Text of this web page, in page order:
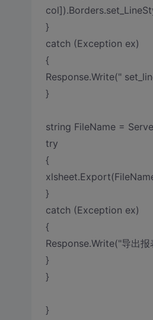
}
catch (Exception ex)
{
Response.Write("
}
string FileName =
try
{
}
catch (Exception ex)
{
Response.Write("导出
}
}
}